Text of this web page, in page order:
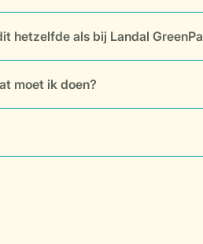
hetzelfde als bij Landal
moet ik doen?